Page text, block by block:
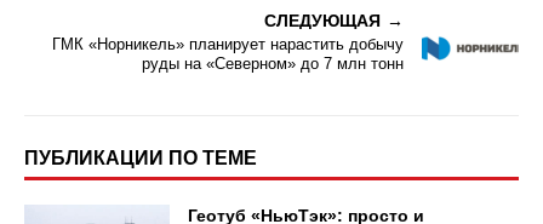
СЛЕДУЮЩАЯ
ГМК «Норникель» планирует нарастить добычу
руды на «Северном» до 7 млн тонн
ПУБЛИКАЦИИ ПО ТЕМЕ
Геотуб «НьюТэк»: просто и